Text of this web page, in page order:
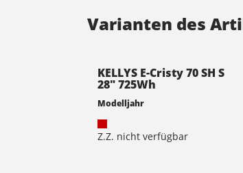
Varianten des
KELLYS E-Cristy 70 SH S
28" 725Wh
Modelljahr
Z.Z. nicht verfügbar